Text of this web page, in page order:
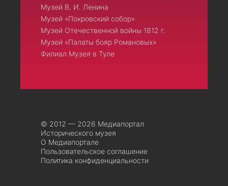
Музей В. И. Ленина
Музей «Покровский собор»
Музей Отечественной войны 1812 г.
Музей «Палаты бояр Романовых»
Филиал Музея в Туле
© 2012 — 2026 Медиапортал
Исторического музея
О Медиапортале
Пользовательское соглашение
Политика конфиденциальности